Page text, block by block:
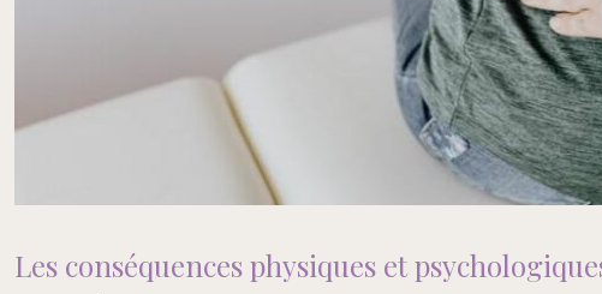
Les conséquences physiques et